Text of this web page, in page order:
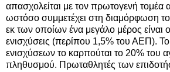
απασχολείται με τον πρωτογενή τομέα
ωστόσο συμμετέχει στη διαμόρφωση
εκ των οποίων ένα μεγάλο μέρος είναι
ενισχύσεις (περίπου 1,5% του ΑΕΠ).
ενισχύσεων το καρπούται το 20% του
πληθυσμού. Πρωταθλητές των